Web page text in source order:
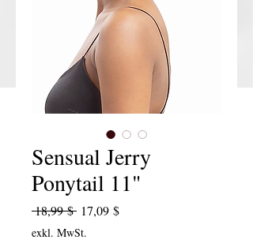
Sensual Jerry
Ponytail 11"
18,99 $ Standardpreis
17,09 $Sale-Preis
exkl. MwSt.